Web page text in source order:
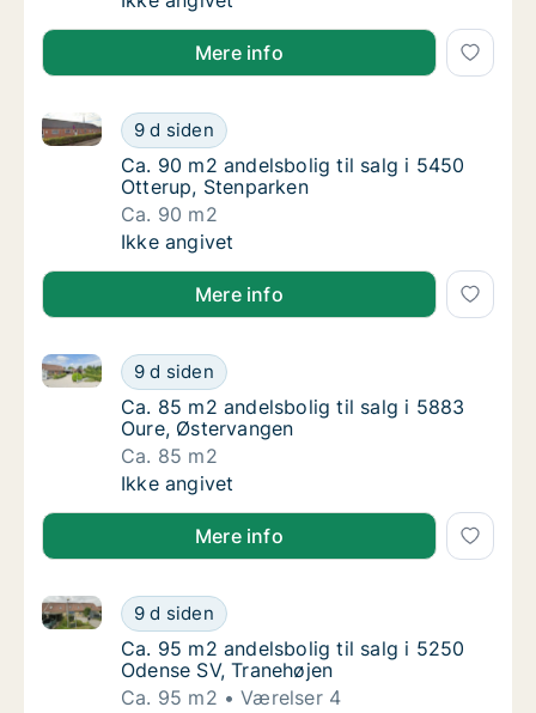
Mere info
Ca. 90 m2 andelsbolig til salg i 5450
9 d siden
Ca. 90 m2 andelsbolig til salg i 5450 Otterup,
Ca. 90 m2 andelsbolig til salg i 5450
Ca. 90 m2 andelsbolig til salg i 5450
Otterup, Stenparken
Ca. 90 m2
Ca. 90 m2 andelsbolig til salg i 5450
Ikke angivet
Mere info
Ca. 85 m2 andelsbolig til salg i 5883 Oure,
9 d siden
Ca. 85 m2 andelsbolig til salg i 5883 Oure,
Ca. 85 m2 andelsbolig til salg i 5883 Oure,
Ca. 85 m2 andelsbolig til salg i 5883
Oure, Østervangen
Ca. 85 m2
Ca. 85 m2 andelsbolig til salg i 5883 Oure,
Ikke angivet
Mere info
Ca. 95 m2 andelsbolig til salg i 5250
9 d siden
Ca. 95 m2 andelsbolig til salg i 5250 Odense SV,
Ca. 95 m2 andelsbolig til salg i 5250
Ca. 95 m2 andelsbolig til salg i 5250
Odense SV, Tranehøjen
Ca. 95 m2
Værelser 4